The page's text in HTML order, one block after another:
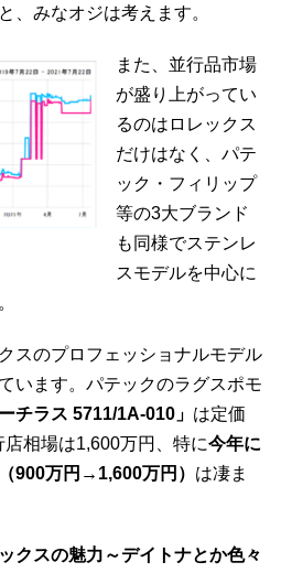
、みなオジは考えます。
また、並行品市場
が盛り上がってい
るのはロレックス
だけはなく、パテ
ック・フィリップ
等の3大ブランド
も同様でステンレ
スモデルを中心に
スのプロフェッショナルモデル
います。パテックのラグスポモ
ーチラス 5711/1A-010」 は定価
相場は1,600万円、特に今年に
900万円→1,600万円） は凄ま
ックスの魅力～デイトナとか色々